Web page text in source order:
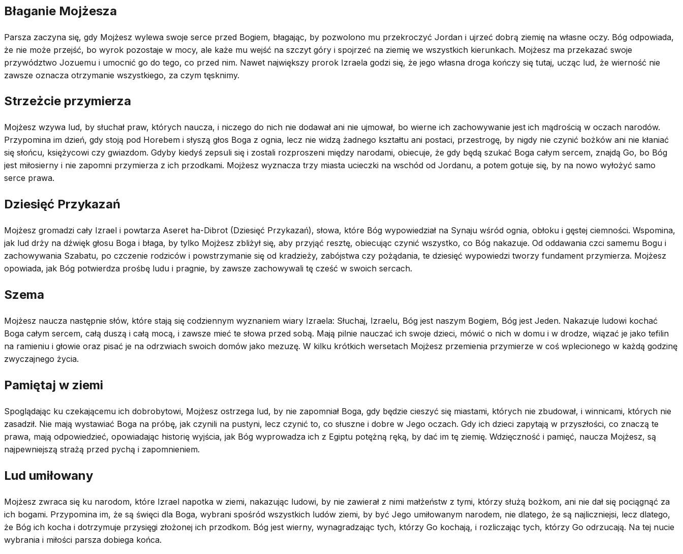
Błaganie Mojżesza
Parsza zaczyna się, gdy Mojżesz wylewa swoje serce przed Bogiem, błagając, by pozwolono mu przekroczyć Jordan i ujrzeć dobrą ziemię na własne oczy. Bóg odpowiada,
że nie może przejść, bo wyrok pozostaje w mocy, ale każe mu wejść na szczyt góry i spojrzeć na ziemię we wszystkich kierunkach. Mojżesz ma przekazać swoje
przywództwo Jozuemu i umocnić go do tego, co przed nim. Nawet największy prorok Izraela godzi się, że jego własna droga kończy się tutaj, ucząc lud, że wierność nie
zawsze oznacza otrzymanie wszystkiego, za czym tęsknimy.
Strzeżcie przymierza
Mojżesz wzywa lud, by słuchał praw, których naucza, i niczego do nich nie dodawał ani nie ujmował, bo wierne ich zachowywanie jest ich mądrością w oczach narodów.
Przypomina im dzień, gdy stoją pod Horebem i słyszą głos Boga z ognia, lecz nie widzą żadnego kształtu ani postaci, przestrogę, by nigdy nie czynić bożków ani nie kłaniać
się słońcu, księżycowi czy gwiazdom. Gdyby kiedyś zepsuli się i zostali rozproszeni między narodami, obiecuje, że gdy będą szukać Boga całym sercem, znajdą Go, bo Bóg
jest miłosierny i nie zapomni przymierza z ich przodkami. Mojżesz wyznacza trzy miasta ucieczki na wschód od Jordanu, a potem gotuje się, by na nowo wyłożyć samo
serce prawa.
Dziesięć Przykazań
Mojżesz gromadzi cały Izrael i powtarza Aseret ha-Dibrot (Dziesięć Przykazań), słowa, które Bóg wypowiedział na Synaju wśród ognia, obłoku i gęstej ciemności. Wspomina,
jak lud drży na dźwięk głosu Boga i błaga, by tylko Mojżesz zbliżył się, aby przyjąć resztę, obiecując czynić wszystko, co Bóg nakazuje. Od oddawania czci samemu Bogu i
zachowywania Szabatu, po czczenie rodziców i powstrzymanie się od kradzieży, zabójstwa czy pożądania, te dziesięć wypowiedzi tworzy fundament przymierza. Mojżesz
opowiada, jak Bóg potwierdza prośbę ludu i pragnie, by zawsze zachowywali tę cześć w swoich sercach.
Szema
Mojżesz naucza następnie słów, które stają się codziennym wyznaniem wiary Izraela: Słuchaj, Izraelu, Bóg jest naszym Bogiem, Bóg jest Jeden. Nakazuje ludowi kochać
Boga całym sercem, całą duszą i całą mocą, i zawsze mieć te słowa przed sobą. Mają pilnie nauczać ich swoje dzieci, mówić o nich w domu i w drodze, wiązać je jako tefilin
na ramieniu i głowie oraz pisać je na odrzwiach swoich domów jako mezuzę. W kilku krótkich wersetach Mojżesz przemienia przymierze w coś wplecionego w każdą godzinę
zwyczajnego życia.
Pamiętaj w ziemi
Spoglądając ku czekającemu ich dobrobytowi, Mojżesz ostrzega lud, by nie zapomniał Boga, gdy będzie cieszyć się miastami, których nie zbudował, i winnicami, których nie
zasadził. Nie mają wystawiać Boga na próbę, jak czynili na pustyni, lecz czynić to, co słuszne i dobre w Jego oczach. Gdy ich dzieci zapytają w przyszłości, co znaczą te
prawa, mają odpowiedzieć, opowiadając historię wyjścia, jak Bóg wyprowadza ich z Egiptu potężną ręką, by dać im tę ziemię. Wdzięczność i pamięć, naucza Mojżesz, są
najpewniejszą strażą przed pychą i zapomnieniem.
Lud umiłowany
Mojżesz zwraca się ku narodom, które Izrael napotka w ziemi, nakazując ludowi, by nie zawierał z nimi małżeństw z tymi, którzy służą bożkom, ani nie dał się pociągnąć za
ich bogami. Przypomina im, że są święci dla Boga, wybrani spośród wszystkich ludów ziemi, by być Jego umiłowanym narodem, nie dlatego, że są najliczniejsi, lecz dlatego,
że Bóg ich kocha i dotrzymuje przysięgi złożonej ich przodkom. Bóg jest wierny, wynagradzając tych, którzy Go kochają, i rozliczając tych, którzy Go odrzucają. Na tej nucie
wybrania i miłości parsza dobiega końca.